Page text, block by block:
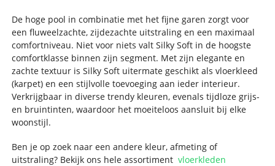
De hoge pool in combinatie met het fijne garen zorgt voor
een fluweelzachte, zijdezachte uitstraling en een maximaal
comfortniveau. Niet voor niets valt Silky Soft in de hoogste
comfortklasse binnen zijn segment. Met zijn elegante en
zachte textuur is Silky Soft uitermate geschikt als vloerkleed
(karpet) en een stijlvolle toevoeging aan ieder interieur.
Verkrijgbaar in diverse trendy kleuren, evenals tijdloze grijs-
en bruintinten, waardoor het moeiteloos aansluit bij elke
woonstijl.
Ben je op zoek naar een andere kleur, afmeting of
uitstraling? Bekijk ons hele assortimentvloerkleden